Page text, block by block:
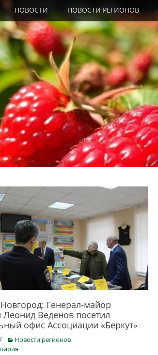
Menu
НОВОСТИ НОВОСТИ РЕГИОНОВ
Генерал-майор
Веденов посетил
офис Ассоциации «Беркут»
Categories
Новости регионов